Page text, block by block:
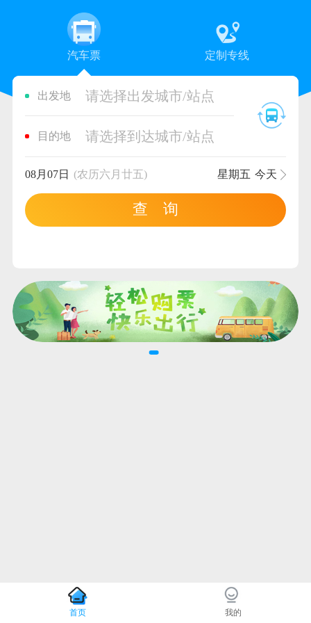
汽车票 定制专线
出发地 请选择出发城市/站点
目的地 请选择到达城市/站点
08月07日 (农历六月廿五) 星期五 今天
查 询
首页 我的